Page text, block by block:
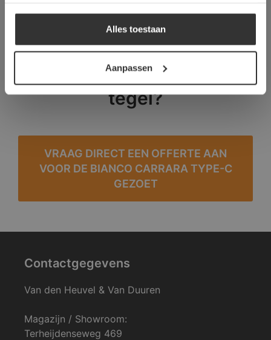
Alles toestaan
Aanpassen
Heeft u interesse in deze
tegel?
VRAAG DIRECT EEN OFFERTE AAN
VOOR DE BIANCO CARRARA TYPE-C
GEZOET
Contactgegevens
Van den Heuvel & Van Duuren
Magazijn / Showroom:
Terheijdenseweg 469
ALLES AFWIJZEN
DETAILS WEERGEVEN